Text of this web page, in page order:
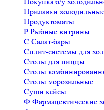
Прилавки
Продуктоматы
Р Рыбные витрины
С Салат-бары
Сплит-системы для
Столы для пиццы
Столы
Столы морозильные
Суши кейсы
Ф Фармацевтические